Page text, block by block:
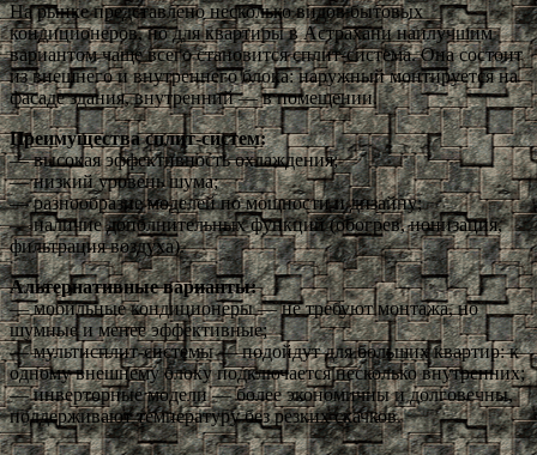
На рынке представлено несколько видов бытовых
кондиционеров, но для квартиры в Астрахани наилучшим
вариантом чаще всего становится сплит-система. Она состоит
из внешнего и внутреннего блока: наружный монтируется на
фасаде здания, внутренний — в помещении.
Преимущества сплит-систем:
— высокая эффективность охлаждения;
— низкий уровень шума;
— разнообразие моделей по мощности и дизайну;
— наличие дополнительных функций (обогрев, ионизация,
фильтрация воздуха).
Альтернативные варианты:
— мобильные кондиционеры — не требуют монтажа, но
шумные и менее эффективные;
— мультисплит-системы — подойдут для больших квартир: к
одному внешнему блоку подключается несколько внутренних;
— инверторные модели — более экономичны и долговечны,
поддерживают температуру без резких скачков.